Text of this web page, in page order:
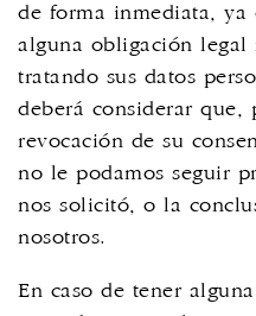
de forma inmediata, ya
alguna obligación legal
tratando sus datos
deberá considerar que,
revocación de su
no le podamos seguir
nos solicitó, o la
nosotros.
En caso de tener